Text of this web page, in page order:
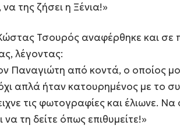
της ζήσει η Ξένια!»
Τσουρός αναφέρθηκε και σε
λέγοντας:
Παναγιώτη από κοντά, ο οποίος
απλά ήταν κατουρημένος με το
τις φωτογραφίες και έλιωνε.
να τη δείτε όπως επιθυμείτε!»